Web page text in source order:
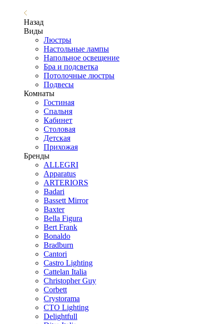
Назад
Виды
Люстры
Настольные лампы
Напольное освещение
Бра и подсветка
Потолочные люстры
Подвесы
Комнаты
Гостиная
Спальня
Кабинет
Столовая
Детская
Прихожая
Бренды
ALLEGRI
Apparatus
ARTERIORS
Badari
Bassett Mirror
Baxter
Bella Figura
Bert Frank
Bonaldo
Bradburn
Cantori
Castro Lighting
Cattelan Italia
Christopher Guy
Corbett
Crystorama
CTO Lighting
Delightfull